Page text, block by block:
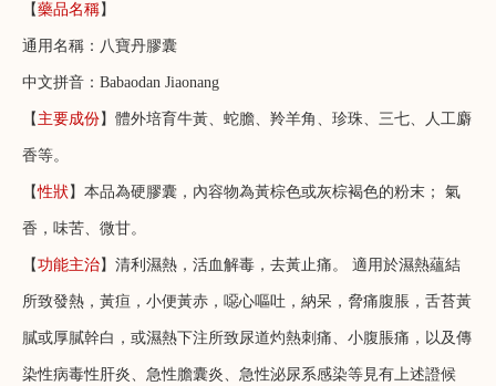
【藥品名稱】
通用名稱：八寶丹膠囊
中文拼音：Babaodan Jiaonang
【 主要成份】體外培育牛黃、蛇膽、羚羊角、珍珠、三七、人工麝
香等。
【性狀】本品為硬膠囊，內容物為黃棕色或灰棕褐色的粉末； 氣
香，味苦、微甘。
【功能主治】清利濕熱，活血解毒，去黃止痛。 適用於濕熱蘊結
所致發熱，黃疸，小便黃赤，噁心嘔吐，納呆，脅痛腹脹，舌苔黃
膩或厚膩幹白，或濕熱下注所致尿道灼熱刺痛、小腹脹痛，以及傳
染性病毒性肝炎、急性膽囊炎、急性泌尿系感染等見有上述證候